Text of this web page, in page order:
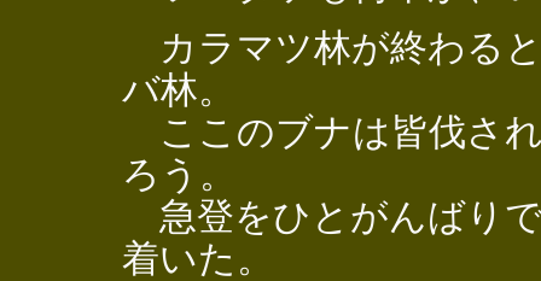
カラマツ林が終わる
バ林。
ここのブナは皆伐さ
ろう。
急登をひとがんばり
着いた。